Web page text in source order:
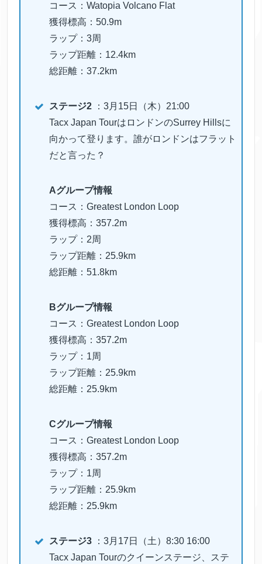
コース：Watopia Volcano Flat
獲得標高：50.9m
ラップ：3周
ラップ距離：12.4km
総距離：37.2km
ステージ2
：3月15日（木）21:00
Tacx Japan TourはロンドンのSurrey Hillsに
向かって登ります。誰がロンドンはフラット
だと言った？
Aグループ情報
コース：Greatest London Loop
獲得標高：357.2m
ラップ：2周
ラップ距離：25.9km
総距離：51.8km
Bグループ情報
コース：Greatest London Loop
獲得標高：357.2m
ラップ：1周
ラップ距離：25.9km
総距離：25.9km
Cグループ情報
コース：Greatest London Loop
獲得標高：357.2m
ラップ：1周
ラップ距離：25.9km
総距離：25.9km
ステージ3
：3月17日（土）8:30 16:00
Tacx Japan Tourのクイーンステージ、ステ